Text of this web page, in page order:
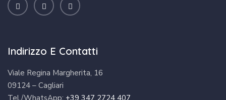
Indirizzo E Contatti
Viale Regina Margherita, 16
09124 – Cagliari